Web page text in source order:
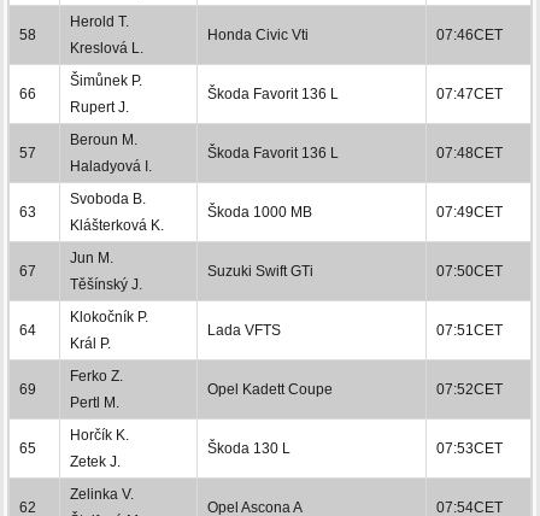
58
Herold T.
Kreslová L.
Honda Civic Vti 07:46CET
66
Šimůnek P.
Rupert J.
Škoda Favorit 136 L 07:47CET
57
Beroun M.
Haladyová I.
Škoda Favorit 136 L 07:48CET
63
Svoboda B.
Klášterková K.
Škoda 1000 MB 07:49CET
67
Jun M.
Těšínský J.
Suzuki Swift GTi 07:50CET
64
Klokočník P.
Král P.
Lada VFTS 07:51CET
69
Ferko Z.
Pertl M.
Opel Kadett Coupe 07:52CET
65
Horčík K.
Zetek J.
Škoda 130 L 07:53CET
62
Zelinka V.
Opel Ascona A 07:54CET